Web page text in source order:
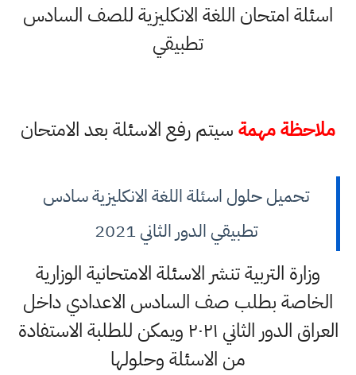
اسئلة امتحان اللغة الانكليزية للصف السادس
تطبيقي
ملاحظة مهمةسيتم رفع الاسئلة بعد الامتحان
تحميل حلول اسئلة اللغة الانكليزية سادس
تطبيقي الدور الثاني 2021
وزارة التربية تنشر الاسئلة الامتحانية الوزارية
الخاصة بطلب صف السادس الاعدادي داخل
العراق الدور الثاني ٢٠٢١ ويمكن للطلبة الاستفادة
من الاسئلة وحلولها